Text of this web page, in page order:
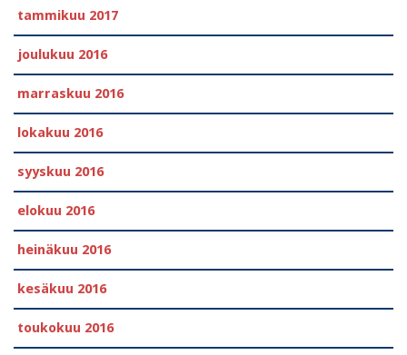
tammikuu 2017
joulukuu 2016
marraskuu 2016
lokakuu 2016
syyskuu 2016
elokuu 2016
heinäkuu 2016
kesäkuu 2016
toukokuu 2016